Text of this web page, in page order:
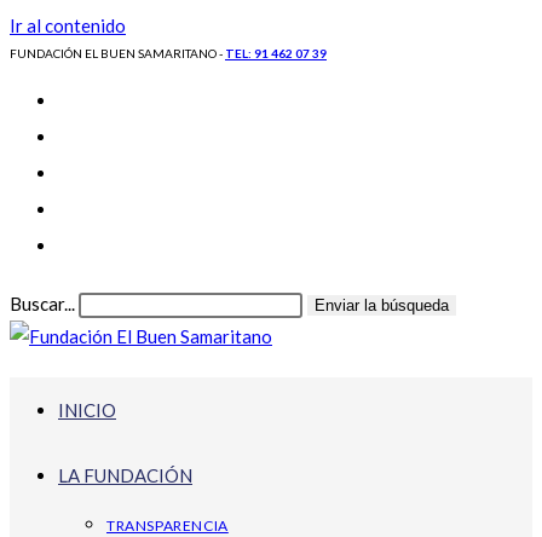
Ir al contenido
FUNDACIÓN EL BUEN SAMARITANO - TEL: 91 462 07 39
Buscar... Enviar la búsqueda
INICIO
LA FUNDACIÓN
TRANSPARENCIA